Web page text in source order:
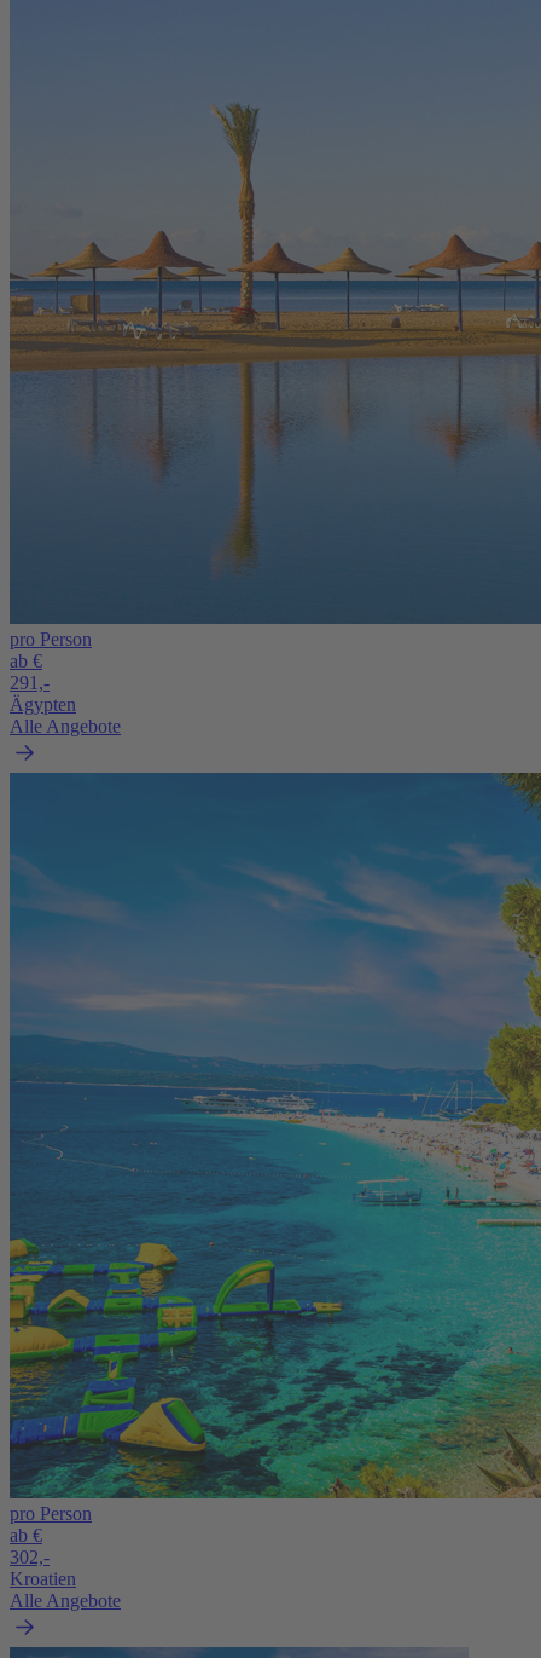
pro Person
ab €
291,-
Ägypten
Alle Angebote
pro Person
ab €
302,-
Kroatien
Alle Angebote